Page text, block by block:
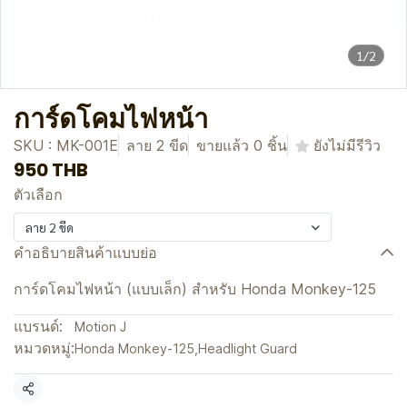
1/2
การ์ดโคมไฟหน้า
SKU : MK-001E ลาย 2 ขีด ขายแล้ว 0 ชิ้น ยังไม่มีรีวิว
950 THB
ตัวเลือก
ลาย 2 ขีด
คำอธิบายสินค้าแบบย่อ
การ์ดโคมไฟหน้า (แบบเล็ก) สำหรับ Honda Monkey-125
แบรนด์: Motion J
หมวดหมู่:Honda Monkey-125 Headlight Guard
แชร์